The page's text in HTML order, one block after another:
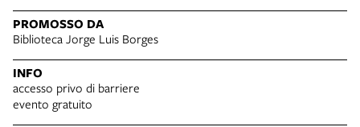
PROMOSSO DA
Biblioteca Jorge Luis Borges
INFO
accesso privo di barriere
evento gratuito